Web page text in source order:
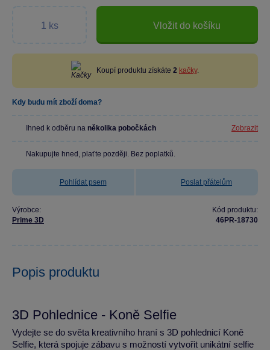
Vložit do košíku
Koupí produktu získáte 2 kačky.
Kdy budu mít zboží doma?
Ihned k odběru na několika pobočkách Zobrazit
Nakupujte hned, plaťte později. Bez poplatků.
Pohlídat psem Poslat přátelům
Výrobce:
Prime 3D
Kód produktu:
46PR-18730
Popis produktu
3D Pohlednice - Koně Selfie
Vydejte se do světa kreativního hraní s 3D pohlednicí Koně
Selfie, která spojuje zábavu s možností vytvořit unikátní selfie